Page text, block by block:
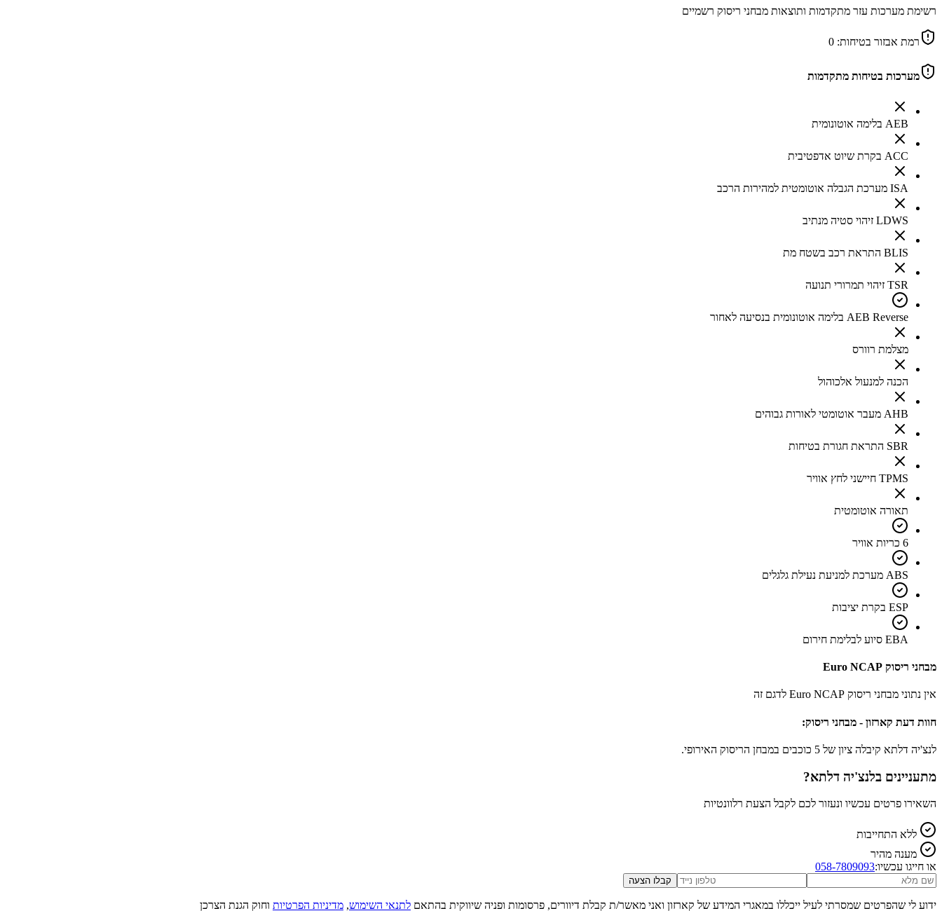
רשימת מערכות עזר מתקדמות ותוצאות מבחני ריסוק רשמיים
רמת אבזור בטיחות: 0
מערכות בטיחות מתקדמות
AEB בלימה אוטונומית
ACC בקרת שיוט אדפטיבית
ISA מערכת הגבלה אוטומטית למהירות הרכב
LDWS זיהוי סטיה מנתיב
BLIS התראת רכב בשטח מת
TSR זיהוי תמרורי תנועה
AEB Reverse בלימה אוטונומית בנסיעה לאחור
מצלמת רוורס
הכנה למנעול אלכוהול
AHB מעבר אוטומטי לאורות גבוהים
SBR התראת חגורת בטיחות
TPMS חיישני לחץ אוויר
תאורה אוטומטית
6 כריות אוויר
ABS מערכת למניעת נעילת גלגלים
ESP בקרת יציבות
EBA סיוע לבלימת חירום
מבחני ריסוק Euro NCAP
אין נתוני מבחני ריסוק Euro NCAP לדגם זה
חוות דעת קארזון - מבחני ריסוק:
לנצ'יה דלתא קיבלה ציון של 5 כוכבים במבחן הריסוק האירופי.
מתעניינים בלנצ'יה דלתא?
השאירו פרטים עכשיו ונעזור לכם לקבל הצעת רלוונטיות
ללא התחייבות
מענה מהיר
או חייגו עכשיו:058-7809093
קבלו הצעה
ידוע לי שהפרטים שמסרתי לעיל ייכללו במאגרי המידע של קארזון ואני מאשר/ת קבלת דיוורים, פרסומות ופניה שיווקית בהתאם לתנאי השימוש, מדיניות הפרטיות וחוק הגנת הצרכן